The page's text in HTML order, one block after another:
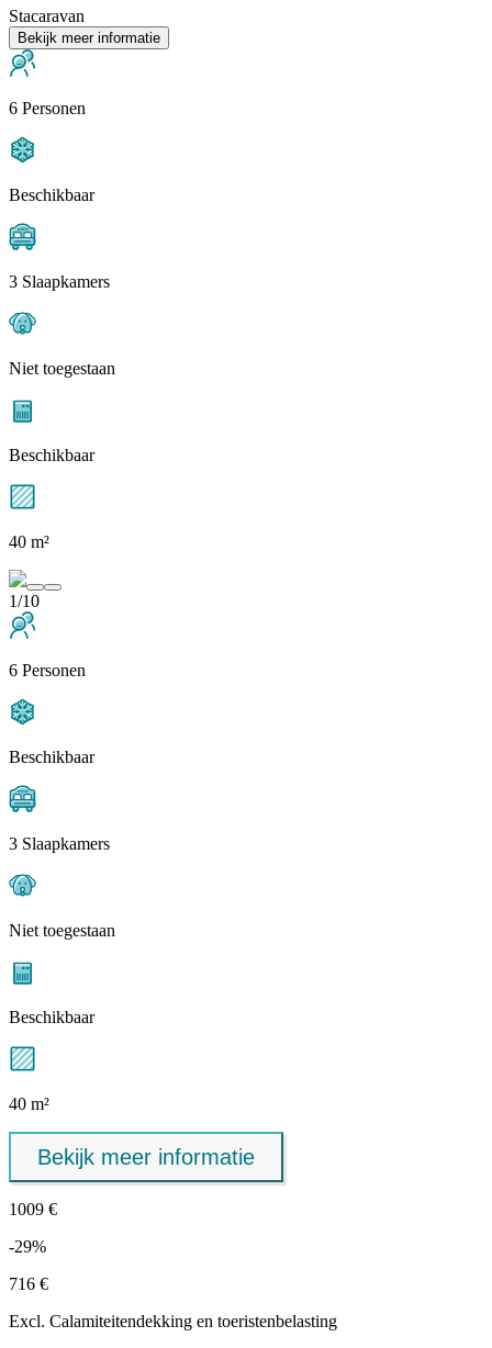
Stacaravan
Bekijk meer informatie
6 Personen
Beschikbaar
3 Slaapkamers
Niet toegestaan
Beschikbaar
40 m²
1/10
6 Personen
Beschikbaar
3 Slaapkamers
Niet toegestaan
Beschikbaar
40 m²
Bekijk meer informatie
1009 €
-29%
716 €
Excl. Calamiteitendekking en toeristenbelasting